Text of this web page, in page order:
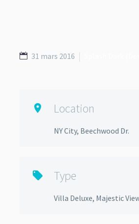
31 mars 2016
 Location
NY City, Beechwood Dr.
 Type
Villa Deluxe, Majestic